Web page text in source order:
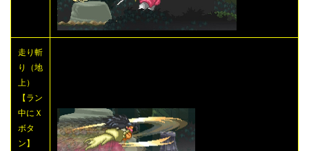
走り斬
り（地
上）
【ラン
中にＸ
ボタ
ン】